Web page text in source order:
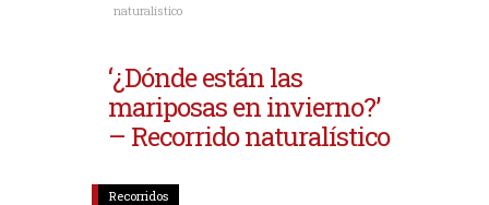
naturalístico
‘¿Dónde están las
mariposas en invierno?’
– Recorrido naturalístico
Recorridos